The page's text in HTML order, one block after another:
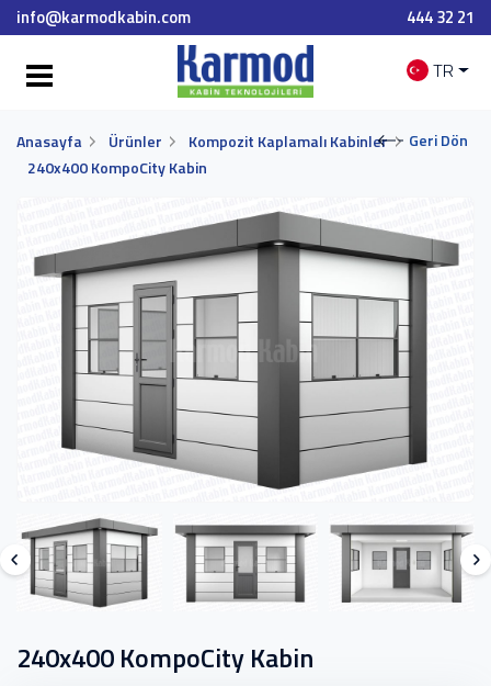
info@karmodkabin.com 444 32 21
TR
Anasayfa Ürünler
Kompozit Kaplamalı Kabinler
240x400 KompoCity Kabin
Geri Dön
240x400 KompoCity Kabin